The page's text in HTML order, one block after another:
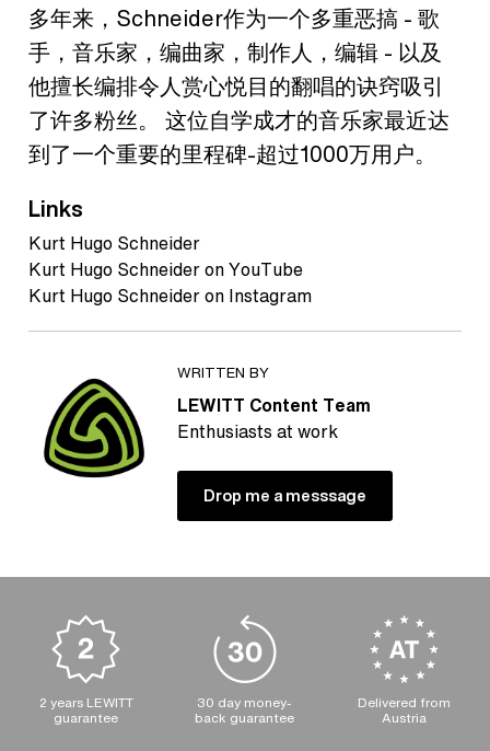
多年来，Schneider作为一个多重恶搞 - 歌
手，音乐家，编曲家，制作人，编辑 - 以及
他擅长编排令人赏心悦目的翻唱的诀窍吸引
了许多粉丝。 这位自学成才的音乐家最近达
到了一个重要的里程碑-超过1000万用户。
Links
Kurt Hugo Schneider
Kurt Hugo Schneider on YouTube
Kurt Hugo Schneider on Instagram
WRITTEN BY
LEWITT Content Team
Enthusiasts at work
Drop me a messsage
2 years LEWITT
guarantee
30 day money-
back guarantee
Delivered from
Austria